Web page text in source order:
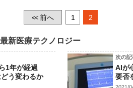
<<前へ 1 2
新医療テクノロジー
1年が経過
どう変わるか
次の記
AIが
要否